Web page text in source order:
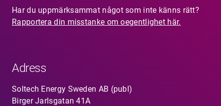
Har du uppmärksammat något som inte känns rätt?
Rapportera din misstanke om oegentlighet här.
Adress
Soltech Energy Sweden AB (publ)
Birger Jarlsgatan 41A